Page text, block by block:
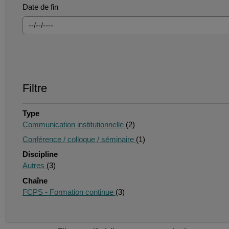
Date de fin
Filtre
Type
Communication institutionnelle (2)
Conférence / colloque / séminaire (1)
Discipline
Autres (3)
Chaîne
FCPS - Formation continue (3)